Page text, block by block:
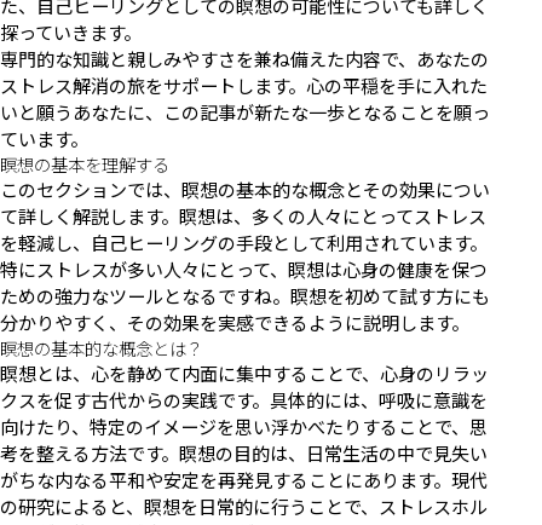
た、自己ヒーリングとしての瞑想の可能性についても詳しく
探っていきます。
専門的な知識と親しみやすさを兼ね備えた内容で、あなたの
ストレス解消の旅をサポートします。心の平穏を手に入れた
いと願うあなたに、この記事が新たな一歩となることを願っ
ています。
瞑想の基本を理解する
このセクションでは、瞑想の基本的な概念とその効果につい
て詳しく解説します。瞑想は、多くの人々にとってストレス
を軽減し、自己ヒーリングの手段として利用されています。
特にストレスが多い人々にとって、瞑想は心身の健康を保つ
ための強力なツールとなるですね。瞑想を初めて試す方にも
分かりやすく、その効果を実感できるように説明します。
瞑想の基本的な概念とは？
瞑想とは、心を静めて内面に集中することで、心身のリラッ
クスを促す古代からの実践です。具体的には、呼吸に意識を
向けたり、特定のイメージを思い浮かべたりすることで、思
考を整える方法です。瞑想の目的は、日常生活の中で見失い
がちな内なる平和や安定を再発見することにあります。現代
の研究によると、瞑想を日常的に行うことで、ストレスホル